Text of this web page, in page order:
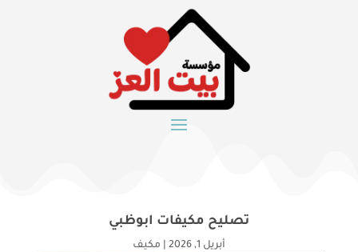
تصليح مكيفات ابوظبي
أبريل 1, 2026 مكيف